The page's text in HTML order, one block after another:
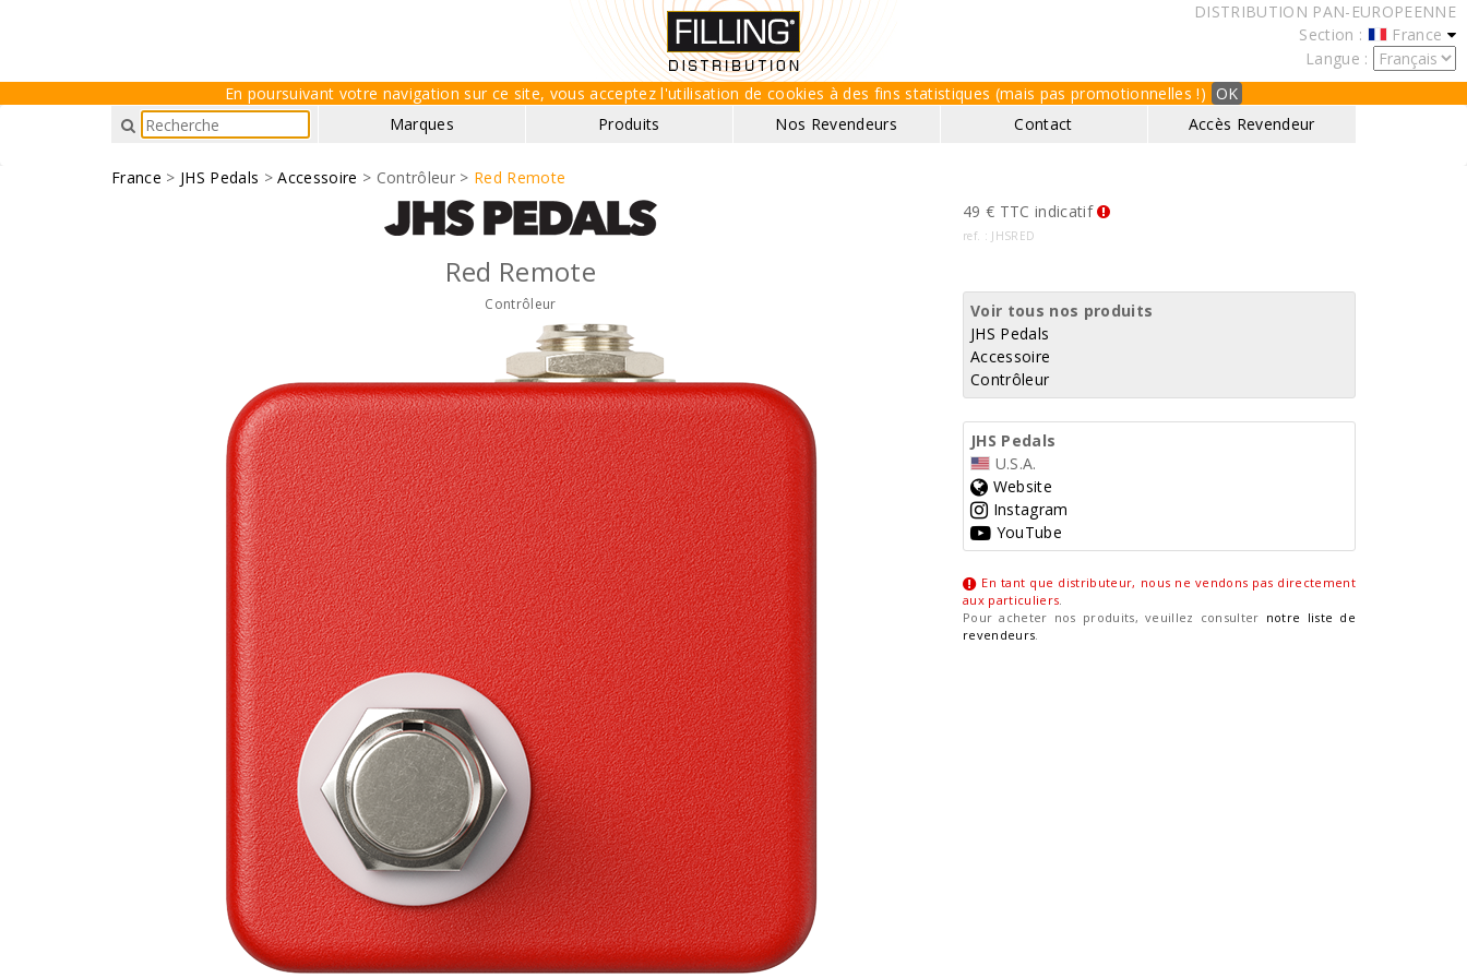
DISTRIBUTION PAN-EUROPEENNE
Section :
France
Langue :
En poursuivant votre navigation sur ce site, vous acceptez l'utilisation de cookies à des fins statistiques (mais pas promotionnelles !) OK
Marques
Produits Nos Revendeurs Contact Accès Revendeur
France > JHS Pedals >Accessoire > Contrôleur > Red Remote
Red Remote
Contrôleur
49 € TTC indicatif
ref. : JHSRED
Voir tous nos produits
JHS Pedals
Accessoire
Contrôleur
JHS Pedals
U.S.A.
Website
Instagram
YouTube
En tant que distributeur, nous ne vendons pas directement
aux particuliers.
Pour acheter nos produits, veuillez consulter notre liste de
revendeurs.